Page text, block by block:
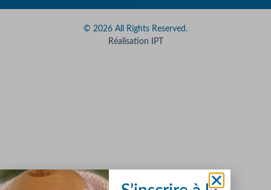
© 2026 All Rights Reserved.
Réalisation IPT